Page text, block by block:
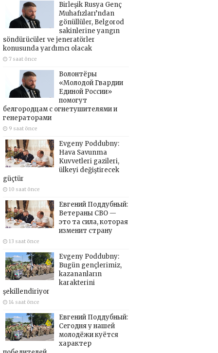
Birleşik Rusya Genç
Muhafızları’ndan
gönüllüler, Belgorod
sakinlerine yangın
söndürücüler ve jeneratörler
konusunda yardımcı olacak
7 saat önce
Волонтёры
«Молодой Гвардии
Единой России»
помогут
белгородцам с огнетушителями и
генераторами
9 saat önce
Evgeny Poddubny:
Hava Savunma
Kuvvetleri gazileri,
ülkeyi değiştirecek
güçtür
10 saat önce
Евгений Поддубный:
Ветераны СВО —
это та сила, которая
изменит страну
13 saat önce
Evgeny Poddubny:
Bugün gençlerimiz,
kazananların
karakterini
şekillendiriyor
14 saat önce
Евгений Поддубный:
Сегодня у нашей
молодёжи куётся
характер